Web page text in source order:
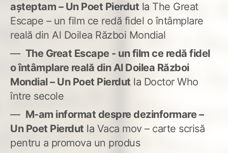
așteptam – Un Poet Pierdut la The Great
Escape – un film ce redă fidel o întâmplare
reală din Al Doilea Război Mondial
The Great Escape - un film ce redă fidel
o întâmplare reală din Al Doilea Război
Mondial – Un Poet Pierdut la Doctor Who
între secole
M-am informat despre dezinformare –
Un Poet Pierdut la Vaca mov – carte scrisă
pentru a promova un produs